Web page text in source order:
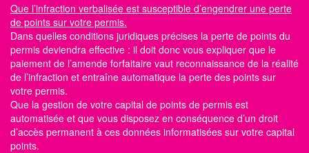
Que l’infraction verbalisée est susceptible d’engendrer une perte
de points sur votre permis.
Dans quelles conditions juridiques précises la perte de points du
permis deviendra effective : il doit donc vous expliquer que le
paiement de l’amende forfaitaire vaut reconnaissance de la réalité
de l’infraction et entraîne automatique la perte des points sur
votre permis.
Que la gestion de votre capital de points de permis est
automatisée et que vous disposez en conséquence d’un droit
d’accès permanent à ces données informatisées sur votre capital
points.